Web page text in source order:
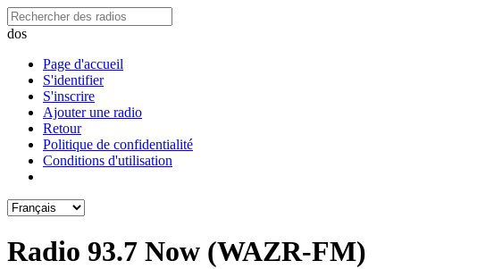
dos
Page d'accueil
S'identifier
S'inscrire
Ajouter une radio
Retour
Politique de confidentialité
Conditions d'utilisation
Radio 93.7 Now (WAZR-FM)